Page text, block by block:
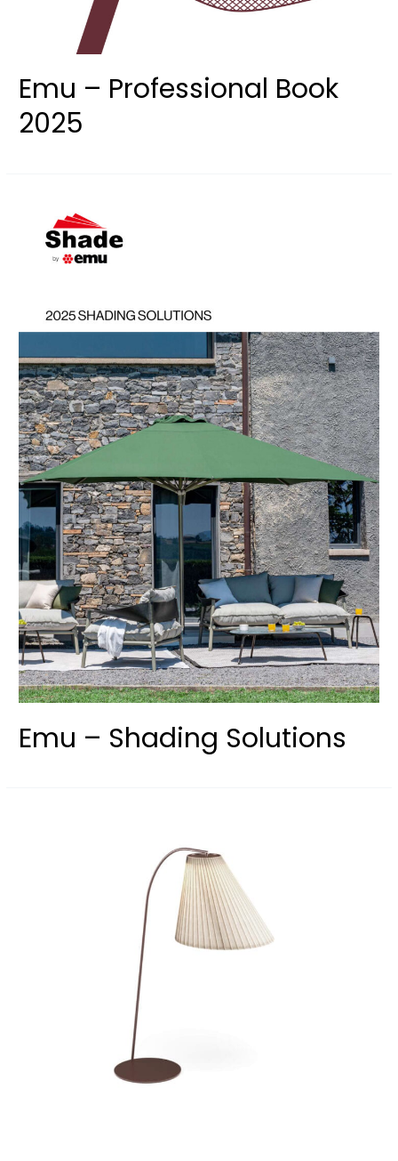
Emu – Professional Book
2025
Emu – Shading Solutions